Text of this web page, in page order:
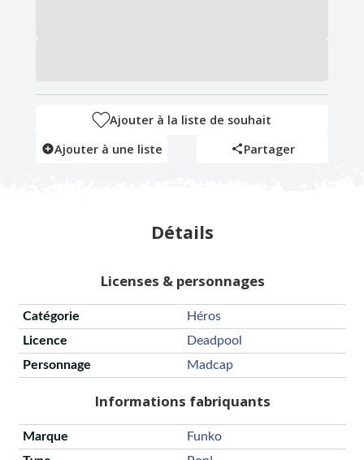
Ajouter à la liste de souhait
Ajouter à une liste
Partager
Détails
Licenses & personnages
Catégorie
Héros
Licence
Deadpool
Personnage
Madcap
Informations fabriquants
Marque
Funko